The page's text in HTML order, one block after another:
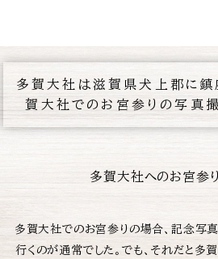
多賀大社は滋賀県犬上郡に鎮
賀大社でのお宮参りの写真
多賀大社へのお宮参
多賀大社でのお宮参りの場合、記念写
行くのが通常でした。でも、それだと多